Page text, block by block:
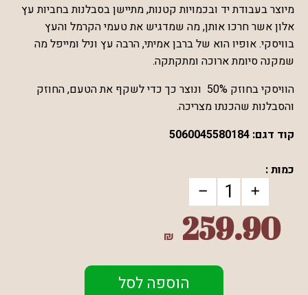
מיוצר בעבודת יד ובכמויות קטנות, מתיישן בסבלנות בחביות עץ
אלון אשר חרכו אותן, מה שמדגיש את טעמי הקרמל והעץ
בוויסקי. אופיו הוא של ברבן אמיתי, הרבה עץ וניל ומייפל מה
שמקנה סיומת ארוכה ומתקתקה.
הוויסקי בחוזק 50% ונוצר כך כדי לשקף את הטעם, החוזק
והסבלנות שהכנתו מצריכה.
קוד דגם: 5060045580184
כמות :
259.90
₪
הוספה לסל